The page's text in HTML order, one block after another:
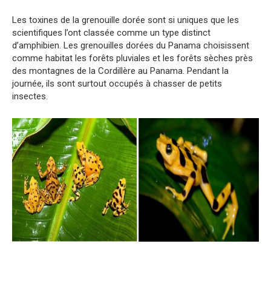
Les toxines de la grenouille dorée sont si uniques que les
scientifiques l’ont classée comme un type distinct
d’amphibien. Les grenouilles dorées du Panama choisissent
comme habitat les forêts pluviales et les forêts sèches près
des montagnes de la Cordillère au Panama. Pendant la
journée, ils sont surtout occupés à chasser de petits
insectes.